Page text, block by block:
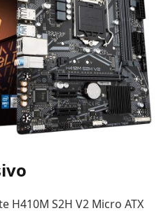
H410M S2H V2 Micro ATX